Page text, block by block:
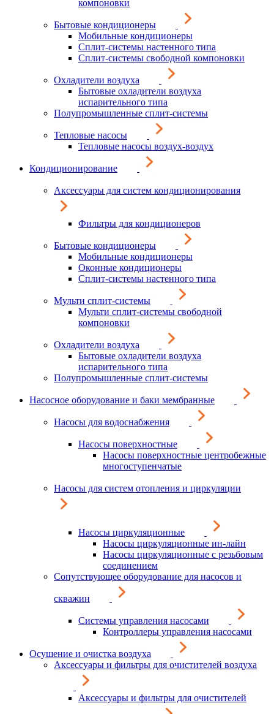
компоновки
Бытовые кондиционеры
Мобильные кондиционеры
Сплит-системы настенного типа
Сплит-системы свободной компоновки
Охладители воздуха
Бытовые охладители воздуха
испарительного типа
Полупромышленные сплит-системы
Тепловые насосы
Тепловые насосы воздух-воздух
Кондиционирование
Аксессуары для систем кондиционирования
Фильтры для кондиционеров
Бытовые кондиционеры
Мобильные кондиционеры
Оконные кондиционеры
Сплит-системы настенного типа
Мульти сплит-системы
Мульти сплит-системы свободной
компоновки
Охладители воздуха
Бытовые охладители воздуха
испарительного типа
Полупромышленные сплит-системы
Насосное оборудование и баки мембранные
Насосы для водоснабжения
Насосы поверхностные
Насосы поверхностные центробежные
многоступенчатые
Насосы для систем отопления и циркуляции
Насосы циркуляционные
Насосы циркуляционные ин-лайн
Насосы циркуляционные с резьбовым
соединением
Сопутствующее оборудование для насосов и
скважин
Системы управления насосами
Контроллеры управления насосами
Осушение и очистка воздуха
Аксессуары и фильтры для очистителей воздуха
Аксессуары и фильтры для очистителей